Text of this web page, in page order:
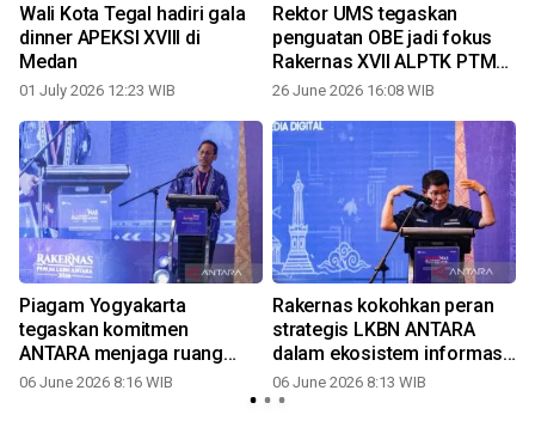
Wali Kota Tegal hadiri gala
dinner APEKSI XVIII di
Medan
01 July 2026 12:23 WIB
Rektor UMS tegaskan
penguatan OBE jadi fokus
Rakernas XVII ALPTK PTMA
di Lampung
26 June 2026 16:08 WIB
Piagam Yogyakarta
tegaskan komitmen
ANTARA menjaga ruang
informasi negara
06 June 2026 8:16 WIB
Rakernas kokohkan peran
strategis LKBN ANTARA
dalam ekosistem informasi
negara
06 June 2026 8:13 WIB